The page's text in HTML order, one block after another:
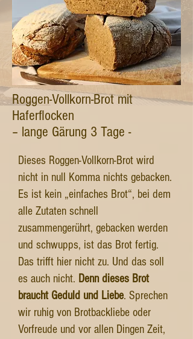
Roggen-Vollkorn-Brot mit
Haferflocken
– lange Gärung 3 Tage -
Dieses Roggen-Vollkorn-Brot wird
nicht in null Komma nichts gebacken.
Es ist kein „einfaches Brot“, bei dem
alle Zutaten schnell
zusammengerührt, gebacken werden
und schwupps, ist das Brot fertig.
Das trifft hier nicht zu. Und das soll
es auch nicht. Denn dieses Brot
braucht Geduld und Liebe. Sprechen
wir ruhig von Brotbackliebe oder
Vorfreude und vor allen Dingen Zeit,